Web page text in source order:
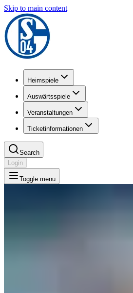
Skip to main content
Heimspiele
Auswärtsspiele
Veranstaltungen
Ticketinformationen
Search
Login
Toggle menu